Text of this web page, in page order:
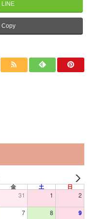
LINE
Copy
金 土 日
31 1 2
7 8 9